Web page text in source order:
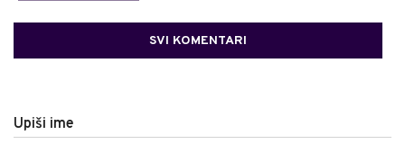
SVI KOMENTARI
Upiši ime